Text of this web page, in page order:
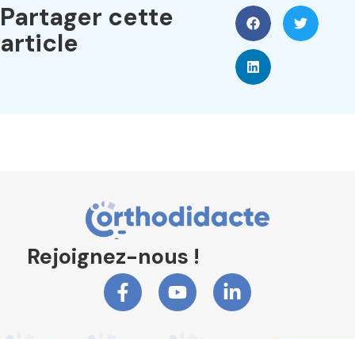
Partager cette
article
Rejoignez-nous !